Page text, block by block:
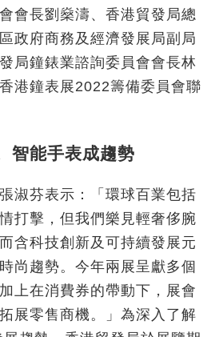
會長劉燊濤、香港貿發局總
政府商務及經濟發展局副局
局鐘錶業諮詢委員會會長林
港鐘表展2022籌備委員會聯
智能手表成趨勢
淑芬表示：「環球百業包括
打擊，但我們樂見輕奢侈腕
含科技創新及可持續發展元
尚趨勢。今年兩展呈獻多個
上在消費券的帶動下，展會
展零售商機。」為深入了解